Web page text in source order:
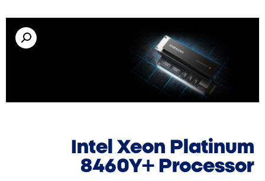
Intel Xeon Platinum
8460Y+ Processor